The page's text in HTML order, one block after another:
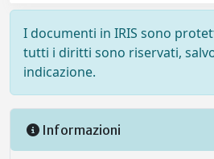
I documenti in IRIS sono
tutti i diritti sono riservati,
indicazione.
Informazioni